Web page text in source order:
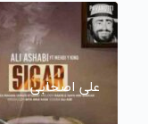
علی اصحابی